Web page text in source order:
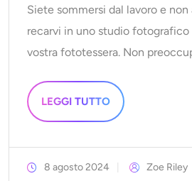
Siete sommersi dal lavoro e
recarvi in uno studio fotografico
vostra fototessera. Non
LEGGI TUTTO
8 agosto 2024 Zoe Riley